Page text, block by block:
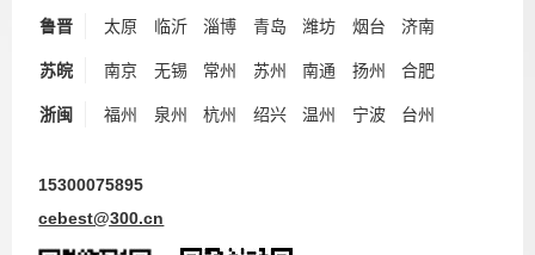
鲁晋 太原 临沂 淄博 青岛 潍坊 烟台 济南
苏皖 南京 无锡 常州 苏州 南通 扬州 合肥
浙闽 福州 泉州 杭州 绍兴 温州 宁波 台州
15300075895
cebest@300.cn